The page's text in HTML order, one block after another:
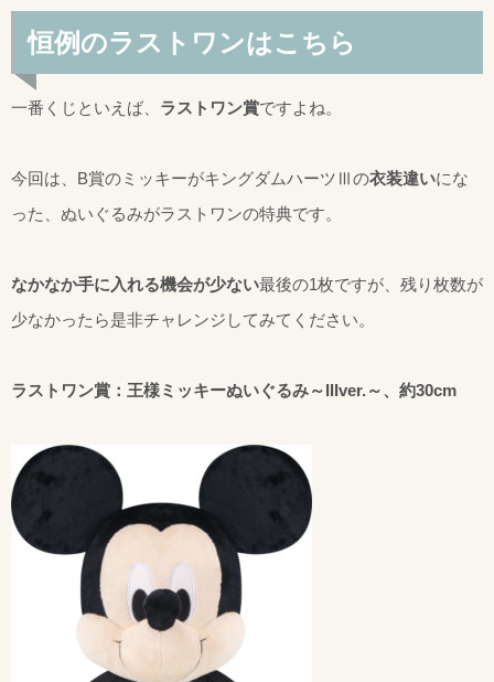
恒例のラストワンはこちら
一番くじといえば、 ラストワン賞ですよね。
今回は、B賞のミッキーがキングダムハーツⅢの衣装違いにな
った、ぬいぐるみがラストワンの特典です。
なかなか手に入れる機会が少ない最後の1枚ですが、残り枚数が
少なかったら是非チャレンジしてみてください。
ラストワン賞：王様ミッキーぬいぐるみ～IIIver.～、約30cm